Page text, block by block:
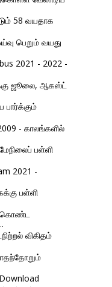
58 வயதாக
பெறும் வயது
2021 - 2022 -
ஜூலை, ஆகஸ்ட்
- காலங்களில்
பள்ளி
2021 -
பள்ளி
கொண்ட
விகிதம்